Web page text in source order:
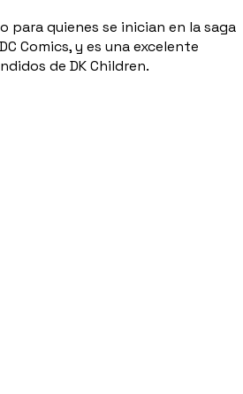
quienes se inician en la saga
Comics, y es una excelente
de DK Children.